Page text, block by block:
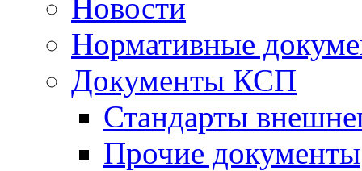
Новости
Нормативные
Документы КСП
Стандарты
Прочие документы